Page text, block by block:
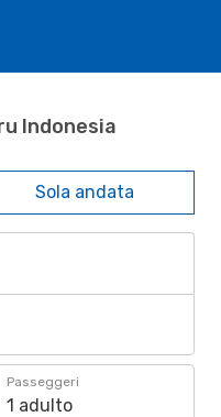
Indonesia
Sola andata
Passeggeri
1 adulto